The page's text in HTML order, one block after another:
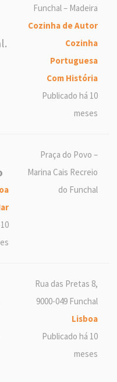
Funchal – Madeira
Cozinha de Autor
Cozinha
Portuguesa
Com História
Publicado há 10
meses
Praça do Povo –
Marina Cais Recreio
do Funchal
Rua das Pretas 8,
9000-049 Funchal
Lisboa
Publicado há 10
meses